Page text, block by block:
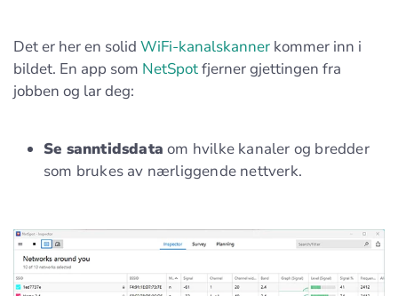
Det er her en solid WiFi-kanalskanner kommer inn i
bildet. En app som NetSpotfjerner gjettingen fra
jobben og lar deg:
Se sanntidsdata om hvilke kanaler og bredder
som brukes av nærliggende nettverk.